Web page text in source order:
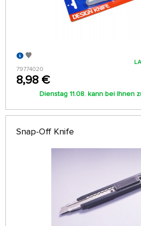
79774020
8,98 €
Dienstag 11.08. kann bei Ihnen
Snap-Off Knife